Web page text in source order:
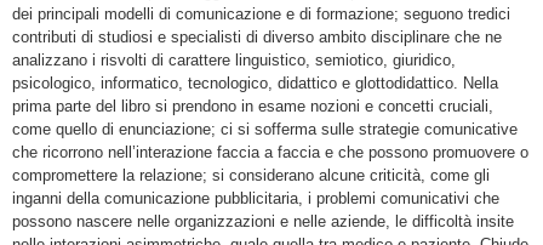
dei principali modelli di comunicazione e di formazione; seguono tredici
contributi di studiosi e specialisti di diverso ambito disciplinare che ne
analizzano i risvolti di carattere linguistico, semiotico, giuridico,
psicologico, informatico, tecnologico, didattico e glottodidattico. Nella
prima parte del libro si prendono in esame nozioni e concetti cruciali,
come quello di enunciazione; ci si sofferma sulle strategie comunicative
che ricorrono nell’interazione faccia a faccia e che possono promuovere o
compromettere la relazione; si considerano alcune criticità, come gli
inganni della comunicazione pubblicitaria, i problemi comunicativi che
possono nascere nelle organizzazioni e nelle aziende, le difficoltà insite